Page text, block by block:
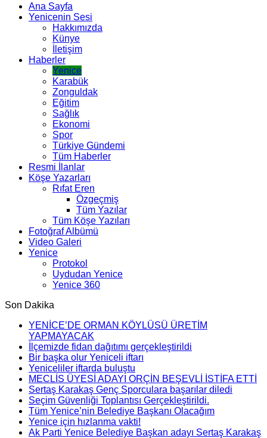
Ana Sayfa
Yenicenin Sesi
Hakkımızda
Künye
İletişim
Haberler
Yenice
Karabük
Zonguldak
Eğitim
Sağlık
Ekonomi
Spor
Türkiye Gündemi
Tüm Haberler
Resmi İlanlar
Köşe Yazarları
Rıfat Eren
Özgeçmiş
Tüm Yazılar
Tüm Köşe Yazıları
Fotoğraf Albümü
Video Galeri
Yenice
Protokol
Uydudan Yenice
Yenice 360
Son Dakika
YENİCE’DE ORMAN KÖYLÜSÜ ÜRETİM
YAPMAYACAK
İlçemizde fidan dağıtımı gerçekleştirildi
Bir başka olur Yeniceli iftarı
Yeniceliler iftarda buluştu
MECLİS ÜYESİ ADAYI ORÇİN BEŞEVLİ İSTİFA ETTİ
Sertaş Karakaş Genç Sporculara başarılar diledi
Seçim Güvenliği Toplantısı Gerçekleştirildi.
Tüm Yenice’nin Belediye Başkanı Olacağım
Yenice için hızlanma vakti!
Ak Parti Yenice Belediye Başkan adayı Sertaş Karakaş